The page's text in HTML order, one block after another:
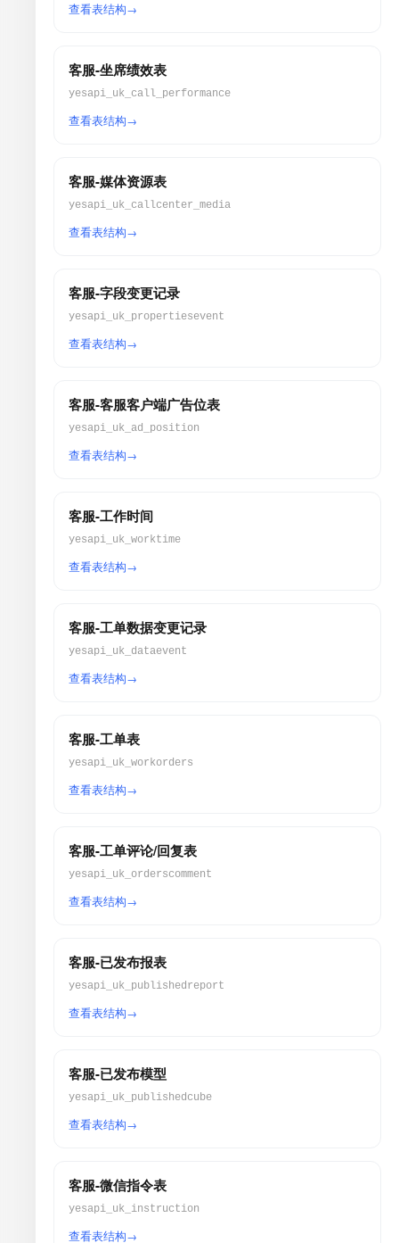
查看表结构
客服-坐席绩效表
yesapi_uk_call_performance
查看表结构
客服-媒体资源表
yesapi_uk_callcenter_media
查看表结构
客服-字段变更记录
yesapi_uk_propertiesevent
查看表结构
客服-客服客户端广告位表
yesapi_uk_ad_position
查看表结构
客服-工作时间
yesapi_uk_worktime
查看表结构
客服-工单数据变更记录
yesapi_uk_dataevent
查看表结构
客服-工单表
yesapi_uk_workorders
查看表结构
客服-工单评论/回复表
yesapi_uk_orderscomment
查看表结构
客服-已发布报表
yesapi_uk_publishedreport
查看表结构
客服-已发布模型
yesapi_uk_publishedcube
查看表结构
客服-微信指令表
yesapi_uk_instruction
查看表结构